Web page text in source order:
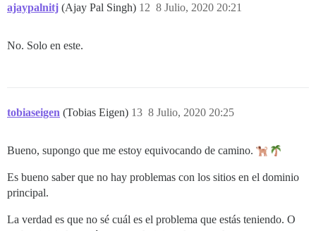
ajaypalnitj (Ajay Pal Singh) 8 Julio, 2020 20:21
12
No. Solo en este.
tobiaseigen (Tobias Eigen) 8 Julio, 2020 20:25
13
Bueno, supongo que me estoy equivocando de camino.
Es bueno saber que no hay problemas con los sitios en el dominio
principal.
La verdad es que no sé cuál es el problema que estás teniendo. O